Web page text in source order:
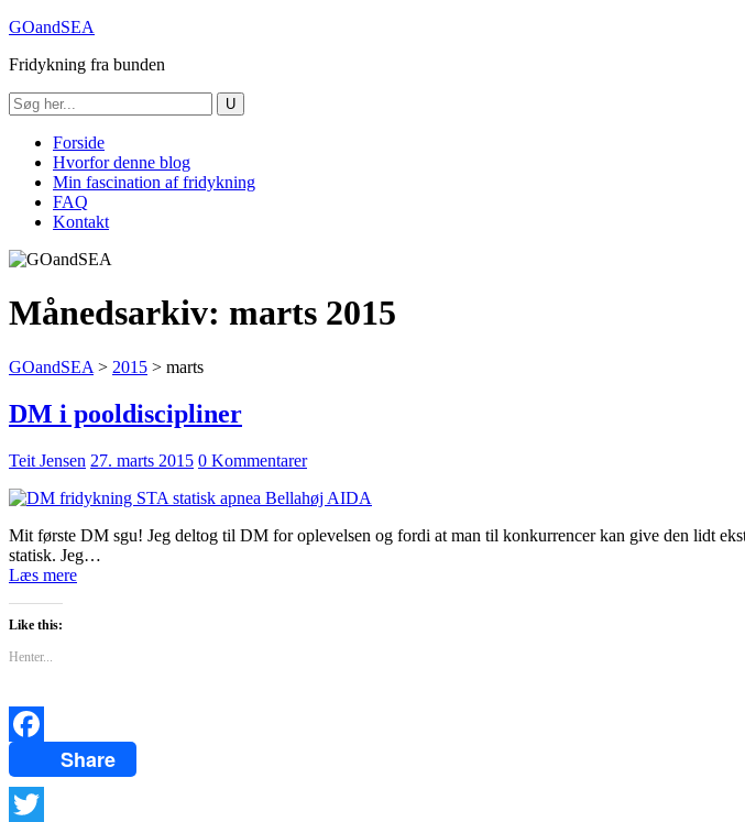
GOandSEA
Fridykning fra bunden
Forside
Hvorfor denne blog
Min fascination af fridykning
FAQ
Kontakt
Månedsarkiv: marts 2015
GOandSEA > 2015 > marts
DM i pooldiscipliner
Teit Jensen 27. marts 2015 0 Kommentarer
Mit første DM sgu! Jeg deltog til DM for oplevelsen og fordi at man til konkurrencer kan give den lidt
statisk. Jeg…
Læs mere
Like this:
Henter...
FacebookShare